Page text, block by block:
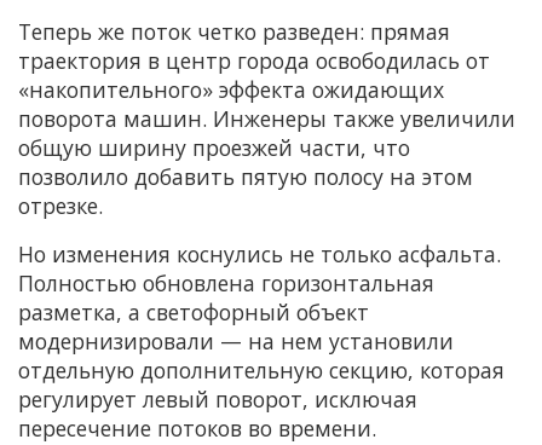
Теперь же поток четко разведен: прямая
траектория в центр города освободилась от
«накопительного» эффекта ожидающих
поворота машин. Инженеры также увеличили
общую ширину проезжей части, что
позволило добавить пятую полосу на этом
отрезке.
Но изменения коснулись не только асфальта.
Полностью обновлена горизонтальная
разметка, а светофорный объект
модернизировали — на нем установили
отдельную дополнительную секцию, которая
регулирует левый поворот, исключая
пересечение потоков во времени.